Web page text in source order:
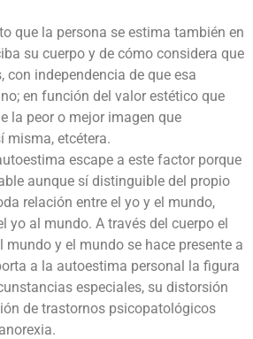
que la persona se estima también en
su cuerpo y de cómo considera que
con independencia de que esa
en función del valor estético que
la peor o mejor imagen que
misma, etcétera.
escape a este factor porque
aunque sí distinguible del propio
relación entre el yo y el mundo,
yo al mundo. A través del cuerpo el
mundo y el mundo se hace presente a
a la autoestima personal la figura
especiales, su distorsión
de trastornos psicopatológicos